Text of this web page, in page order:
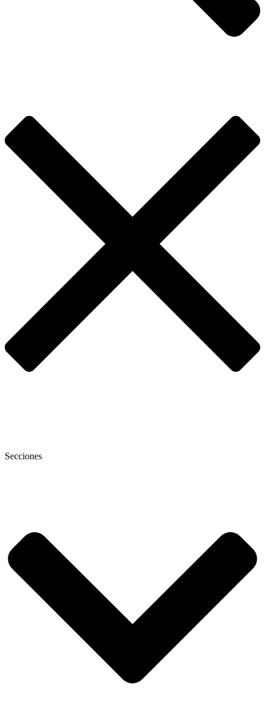
Secciones